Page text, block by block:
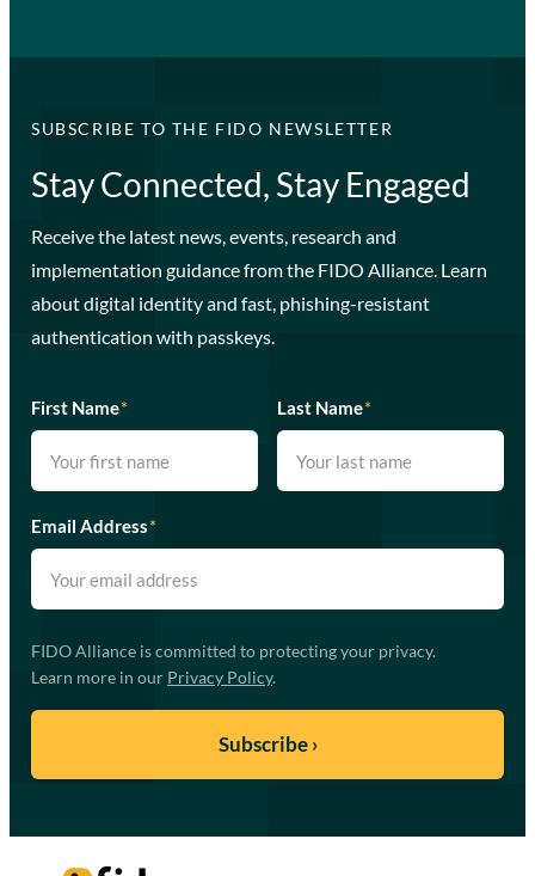
SUBSCRIBE TO THE FIDO NEWSLETTER
Stay Connected, Stay Engaged
Receive the latest news, events, research and
implementation guidance from the FIDO Alliance. Learn
about digital identity and fast, phishing-resistant
authentication with passkeys.
First Name* Last Name*
Email Address*
FIDO Alliance is committed to protecting your privacy.
Learn more in our Privacy Policy.